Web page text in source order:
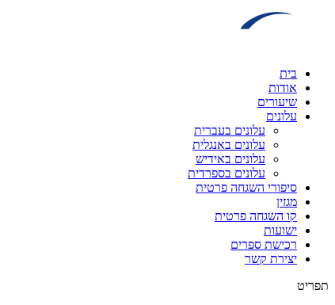
בית
אודות
שיעורים
עלונים
עלונים בעברית
עלונים באנגלית
עלונים באידיש
עלונים בספרדית
סיפורי השגחה פרטית
מגזין
קו השגחה פרטית
ישועות
רכישת ספרים
יצירת קשר
תפריט